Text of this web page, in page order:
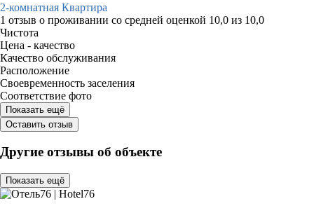
2-комнатная Квартира
1 отзыв о проживании со средней оценкой 10,0 из 10,0
Чистота
Цена - качество
Качество обслуживания
Расположение
Своевременность заселения
Соответствие фото
Показать ещё
Оставить отзыв
Другие отзывы об объекте
Показать ещё